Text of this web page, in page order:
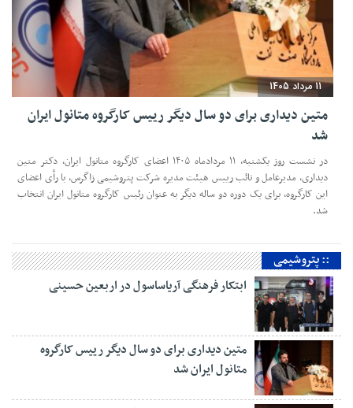
11 مرداد 1405
متین دیداری برای دو سال دیگر رییس کارگروه متانول ایران
شد
در نشست روز یکشنبه، ۱۱ مردادماه ۱۴۰۵ اعضای کارگروه متانول ایران، دکتر متین
دیداری، مدیرعامل و‌ نائب رییس هیئت مدیره شرکت پتروشیمی زاگرس، با رأی اعضای
این کارگروه، برای یک دوره دو ساله دیگر به عنوان رئیس کارگروه متانول ایران انتخاب
شد.
:: پتروشیمی
ابتکار فرهنگی آریاساسول در اربعین حسینی
متین دیداری برای دو سال دیگر رییس کارگروه
متانول ایران شد